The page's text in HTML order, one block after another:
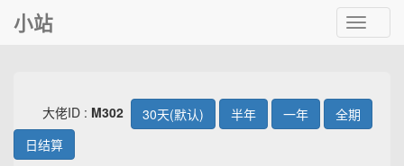
Toggle
小站
大佬ID : M302 30天(默认) 半年 一年
全期
日结算